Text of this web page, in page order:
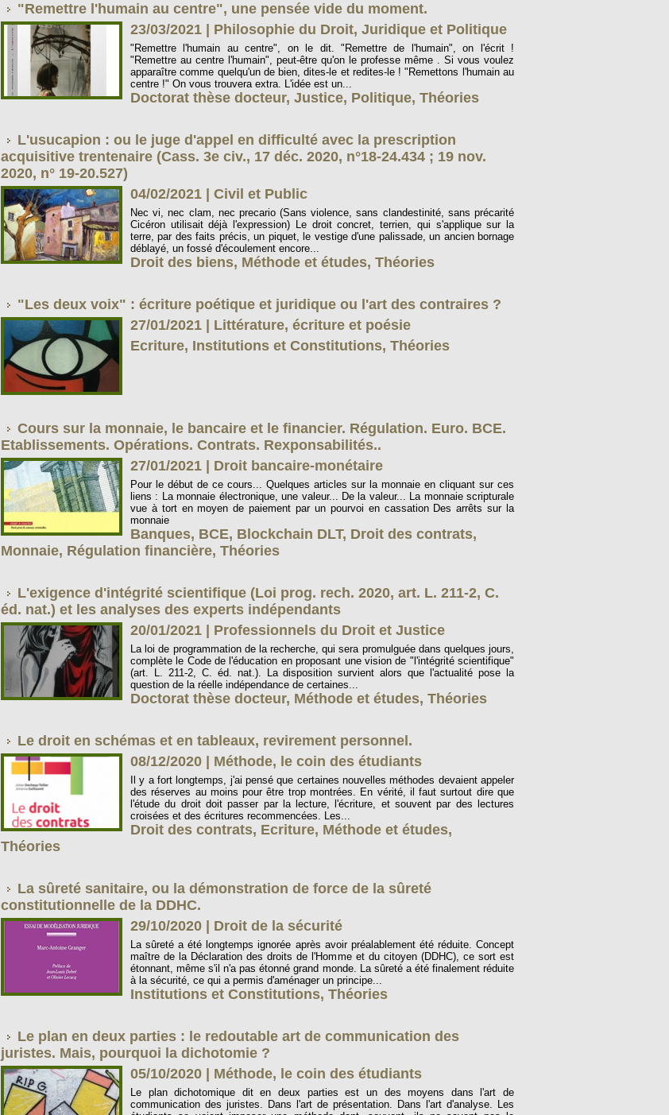
"Remettre l'humain au centre", une pensée vide du moment.
23/03/2021
Philosophie du Droit, Juridique et Politique
"Remettre l'humain au centre", on le dit. "Remettre de l'humain", on l'écrit !
"Remettre au centre l'humain", peut-être qu'on le professe même . Si vous voulez
apparaître comme quelqu'un de bien, dites-le et redites-le ! "Remettons l'humain au
centre !" On vous trouvera extra. L'idée est un...
Doctorat thèse docteur, Justice, Politique, Théories
L'usucapion : ou le juge d'appel en difficulté avec la prescription
acquisitive trentenaire (Cass. 3e civ., 17 déc. 2020, n°18-24.434 ; 19 nov.
2020, n° 19-20.527)
04/02/2021
Civil et Public
Nec vi, nec clam, nec precario (Sans violence, sans clandestinité, sans précarité
Cicéron utilisait déjà l'expression) Le droit concret, terrien, qui s'applique sur la
terre, par des faits précis, un piquet, le vestige d'une palissade, un ancien bornage
déblayé, un fossé d'écoulement encore...
Droit des biens, Méthode et études, Théories
"Les deux voix" : écriture poétique et juridique ou l'art des contraires ?
27/01/2021
Littérature, écriture et poésie
Ecriture, Institutions et Constitutions, Théories
Cours sur la monnaie, le bancaire et le financier. Régulation. Euro. BCE.
Etablissements. Opérations. Contrats. Rexponsabilités..
27/01/2021
Droit bancaire-monétaire
Pour le début de ce cours... Quelques articles sur la monnaie en cliquant sur ces
liens : La monnaie électronique, une valeur... De la valeur... La monnaie scripturale
vue à tort en moyen de paiement par un pourvoi en cassation Des arrêts sur la
monnaie
Banques, BCE, Blockchain DLT, Droit des contrats,
Monnaie, Régulation financière, Théories
L'exigence d'intégrité scientifique (Loi prog. rech. 2020, art. L. 211-2, C.
éd. nat.) et les analyses des experts indépendants
20/01/2021
Professionnels du Droit et Justice
La loi de programmation de la recherche, qui sera promulguée dans quelques jours,
complète le Code de l'éducation en proposant une vision de "l'intégrité scientifique"
(art. L. 211-2, C. éd. nat.). La disposition survient alors que l'actualité pose la
question de la réelle indépendance de certaines...
Doctorat thèse docteur, Méthode et études, Théories
Le droit en schémas et en tableaux, revirement personnel.
08/12/2020
Méthode, le coin des étudiants
Il y a fort longtemps, j'ai pensé que certaines nouvelles méthodes devaient appeler
des réserves au moins pour être trop montrées. En vérité, il faut surtout dire que
l'étude du droit doit passer par la lecture, l'écriture, et souvent par des lectures
croisées et des écritures recommencées. Les...
Droit des contrats, Ecriture, Méthode et études,
Théories
La sûreté sanitaire, ou la démonstration de force de la sûreté
constitutionnelle de la DDHC.
29/10/2020
Droit de la sécurité
La sûreté a été longtemps ignorée après avoir préalablement été réduite. Concept
maître de la Déclaration des droits de l'Homme et du citoyen (DDHC), ce sort est
étonnant, même s'il n'a pas étonné grand monde. La sûreté a été finalement réduite
à la sécurité, ce qui a permis d'aménager un principe...
Institutions et Constitutions, Théories
Le plan en deux parties : le redoutable art de communication des
juristes. Mais, pourquoi la dichotomie ?
05/10/2020
Méthode, le coin des étudiants
Le plan dichotomique dit en deux parties est un des moyens dans l'art de
communication des juristes. Dans l'art de présentation. Dans l'art d'analyse. Les